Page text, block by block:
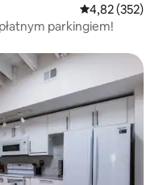
Średnia
4,82 (352)
parkingiem!
gości